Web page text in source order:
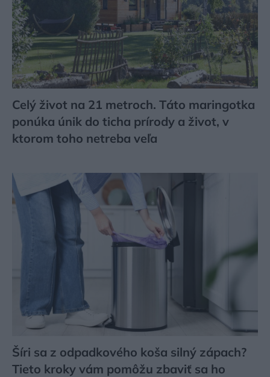
Celý život na 21 metroch. Táto maringotka
ponúka únik do ticha prírody a život, v
ktorom toho netreba veľa
Šíri sa z odpadkového koša silný zápach?
Tieto kroky vám pomôžu zbaviť sa ho